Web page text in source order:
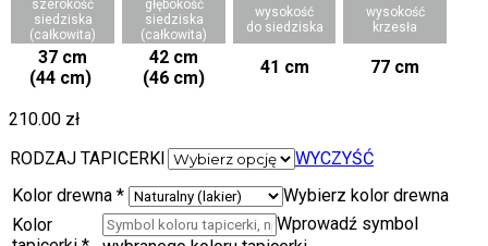
szerokość
siedziska
(całkowita)
głębokość
siedziska
(całkowita)
wysokość
do siedziska
wysokość
krzesła
37 cm
(44 cm)
42 cm
(46 cm)
41 cm 77 cm
210.00 zł
RODZAJ TAPICERKI
WYCZYŚĆ
Kolor drewna *
Wybierz kolor drewna
Kolor
Wprowadź symbol